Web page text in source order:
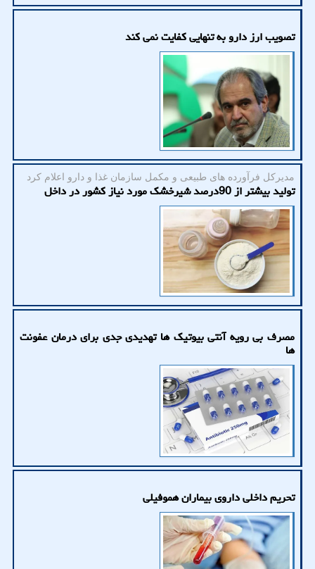
تصویب ارز دارو به تنهایی کفایت نمی کند
مدیركل فرآورده های طبیعی و مكمل سازمان غذا و دارو اعلام كرد
تولید بیشتر از 90درصد شیرخشک مورد نیاز کشور در داخل
مصرف بی رویه آنتی بیوتیک ها تهدیدی جدی برای درمان عفونت
ها
تحریم داخلی داروی بیماران هموفیلی